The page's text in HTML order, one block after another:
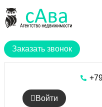
основному
Заказать звонок
Войти